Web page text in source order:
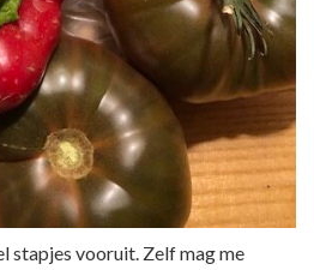
stapjes vooruit. Zelf mag me